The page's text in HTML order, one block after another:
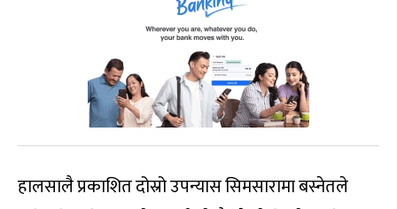
हालसालै प्रकाशित दोस्रो उपन्यास सिमसारामा बस्नेतले